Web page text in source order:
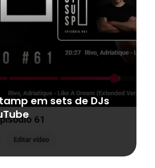
em sets de DJs